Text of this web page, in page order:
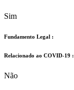
Sim
Fundamento Legal :​
Relacionado ao COVID-19 :​
Não